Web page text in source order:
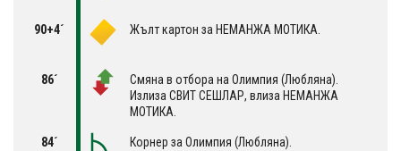
90+4´ Жълт картон за НЕМАНЖА МОТИКА.
86´
Смяна в отбора на Олимпия (Любляна).
Излиза СВИТ СЕШЛАР, влиза НЕМАНЖА
МОТИКА.
84´ Корнер за Олимпия (Любляна).